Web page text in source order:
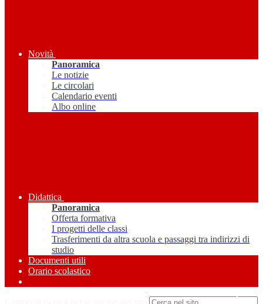
Novità
Panoramica
Le notizie
Le circolari
Calendario eventi
Albo online
Didattica
Panoramica
Offerta formativa
I progetti delle classi
Trasferimenti da altra scuola e passaggi tra indirizzi di
studio
Documenti utili
Orario scolastico